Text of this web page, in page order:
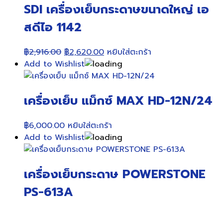
SDI เครื่องเย็บกระดาษขนาดใหญ่ เอ
สดีไอ 1142
฿2,916.00 Original
price
was:
฿2,620.00Current
price
is:
หยิบใส่ตะกร้า
Add to Wishlist
เครื่องเย็บ แม็กซ์ MAX HD-12N/24
฿6,000.00 หยิบใส่ตะกร้า
Add to Wishlist
เครื่องเย็บกระดาษ POWERSTONE
PS-613A